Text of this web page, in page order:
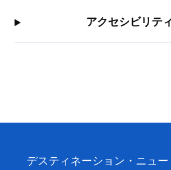
アクセシビリテ
デスティネーション・ニュ